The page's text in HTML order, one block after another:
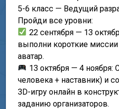
5-6 класс — Ведущий
Пройди все уровни:
22 сентября — 13
выполни короткие
аватар.
13 октября — 4 ноября:
человека + наставник) и
3D-игру онлайн в
заданию организаторов.